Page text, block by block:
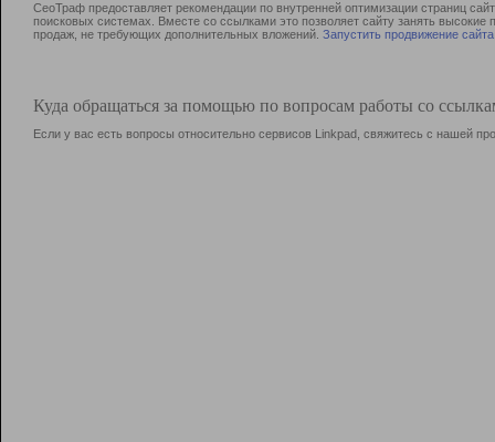
СеоТраф предоставляет рекомендации по внутренней оптимизации страниц
поисковых системах. Вместе со ссылками это позволяет сайту занять
продаж, не требующих дополнительных вложений. Запустить продвижение сайта
Куда обращаться за помощью по вопросам работы со
Если у вас есть вопросы относительно сервисов Linkpad, свяжитесь с нашей